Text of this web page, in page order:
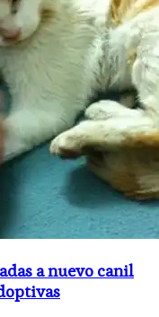
a nuevo canil